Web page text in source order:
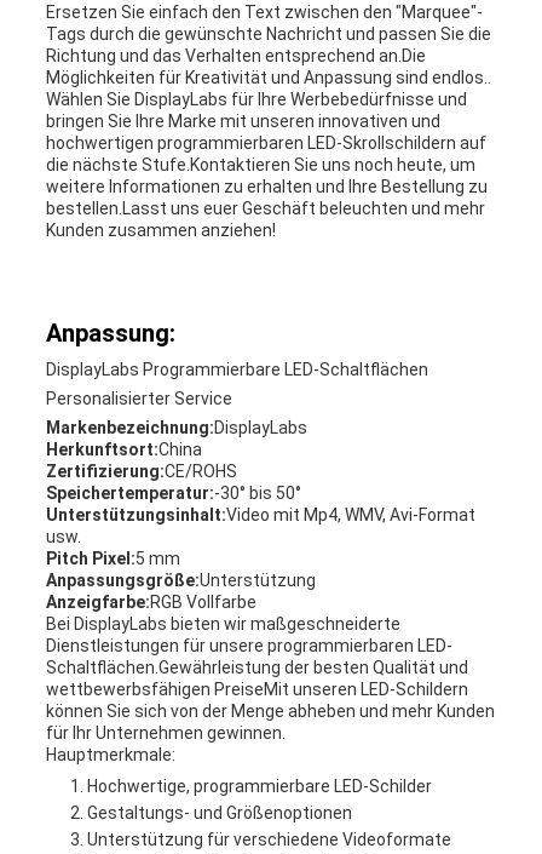
Ersetzen Sie einfach den Text zwischen den "Marquee"-
Tags durch die gewünschte Nachricht und passen Sie die
Richtung und das Verhalten entsprechend an.Die
Möglichkeiten für Kreativität und Anpassung sind endlos..
Wählen Sie DisplayLabs für Ihre Werbebedürfnisse und
bringen Sie Ihre Marke mit unseren innovativen und
hochwertigen programmierbaren LED-Skrollschildern auf
die nächste Stufe.Kontaktieren Sie uns noch heute, um
weitere Informationen zu erhalten und Ihre Bestellung zu
bestellen.Lasst uns euer Geschäft beleuchten und mehr
Kunden zusammen anziehen!
Anpassung:
DisplayLabs Programmierbare LED-Schaltflächen
Personalisierter Service
Markenbezeichnung:DisplayLabs
Herkunftsort:China
Zertifizierung:CE/ROHS
Speichertemperatur:-30° bis 50°
Unterstützungsinhalt:Video mit Mp4, WMV, Avi-Format
usw.
Pitch Pixel:5 mm
Anpassungsgröße:Unterstützung
Anzeigfarbe:RGB Vollfarbe
Bei DisplayLabs bieten wir maßgeschneiderte
Dienstleistungen für unsere programmierbaren LED-
Schaltflächen.Gewährleistung der besten Qualität und
wettbewerbsfähigen PreiseMit unseren LED-Schildern
können Sie sich von der Menge abheben und mehr Kunden
für Ihr Unternehmen gewinnen.
Hauptmerkmale:
Hochwertige, programmierbare LED-Schilder
Gestaltungs- und Größenoptionen
Unterstützung für verschiedene Videoformate